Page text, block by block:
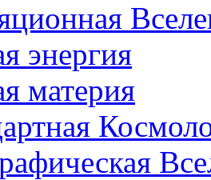
энергия
материя